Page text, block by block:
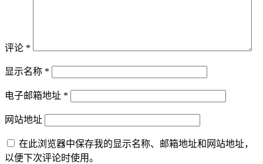
评论 *
显示名称 *
电子邮箱地址 *
网站地址
在此浏览器中保存我的显示名称、邮箱地址和网站地址，
以便下次评论时使用。